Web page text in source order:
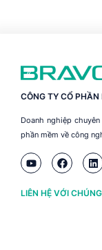
CÔNG TY CỔ
Doanh nghiệp
phần mềm về công
LIÊN HỆ VỚI